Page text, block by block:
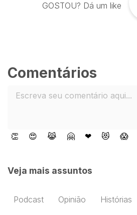
GOSTOU? Dá um like
Comentários
👏 😍 😹 🤗 ❤ 😻 😱
Veja mais assuntos
Podcast Opinião Histórias